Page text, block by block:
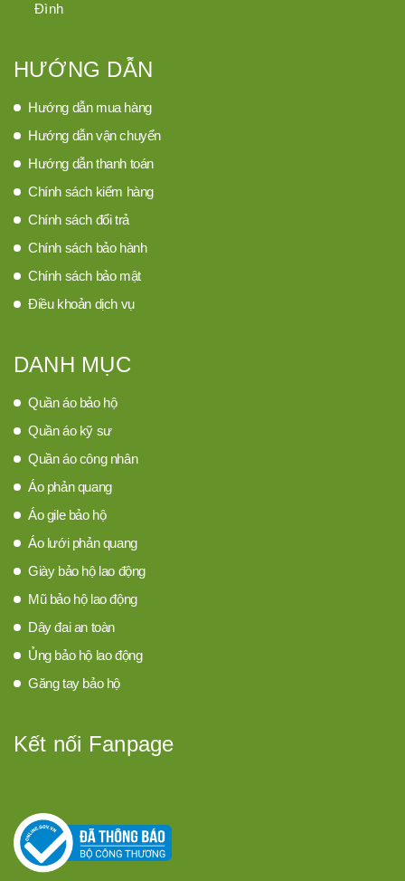
Đình
HƯỚNG DẪN
Hướng dẫn mua hàng
Hướng dẫn vận chuyển
Hướng dẫn thanh toán
Chính sách kiểm hàng
Chính sách đổi trả
Chính sách bảo hành
Chính sách bảo mật
Điều khoản dịch vụ
DANH MỤC
Quần áo bảo hộ
Quần áo kỹ sư
Quần áo công nhân
Áo phản quang
Áo gile bảo hộ
Áo lưới phản quang
Giày bảo hộ lao động
Mũ bảo hộ lao động
Dây đai an toàn
Ủng bảo hộ lao động
Găng tay bảo hộ
Kết nối Fanpage